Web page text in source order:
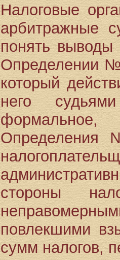
Налоговые
арбитражные
понять
Определении
который
него
формальное,
стороны
повлекшими
сумм налогов,